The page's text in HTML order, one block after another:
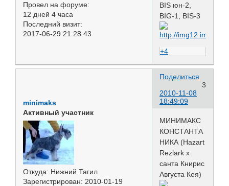
Провел на форуме:
12 дней 4 часа
Последний визит:
2017-06-29 21:28:43
BIS юн-2,
BIG-1, BIS-3
+4
Поделиться
3
2010-11-08
18:49:09
minimaks
Активный участник
Откуда: Нижний Тагил
Зарегистрирован: 2010-01-19
МИНИМАКС
КОНСТАНТА
НИКА (Hazart
Rezlark х
санта Книрис
Августа Кея)